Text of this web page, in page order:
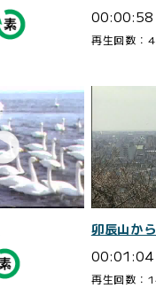
00:00:58
再生回数：
卯辰山か
00:01:04
再生回数：